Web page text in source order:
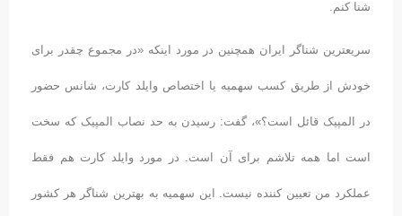
شنا کنم.
سریعترین شناگر ایران همچنین در مورد اینکه «در مجموع چقدر برای
خودش از طریق کسب سهمیه یا اختصاص وایلد کارت، شانس حضور
در المپیک قائل است؟»، گفت: رسیدن به حد نصاب المپیک که سخت
است اما همه تلاشم برای آن است. در مورد وایلد کارت هم فقط
عملکرد من تعیین کننده نیست. این سهمیه به بهترین شناگر هر کشور